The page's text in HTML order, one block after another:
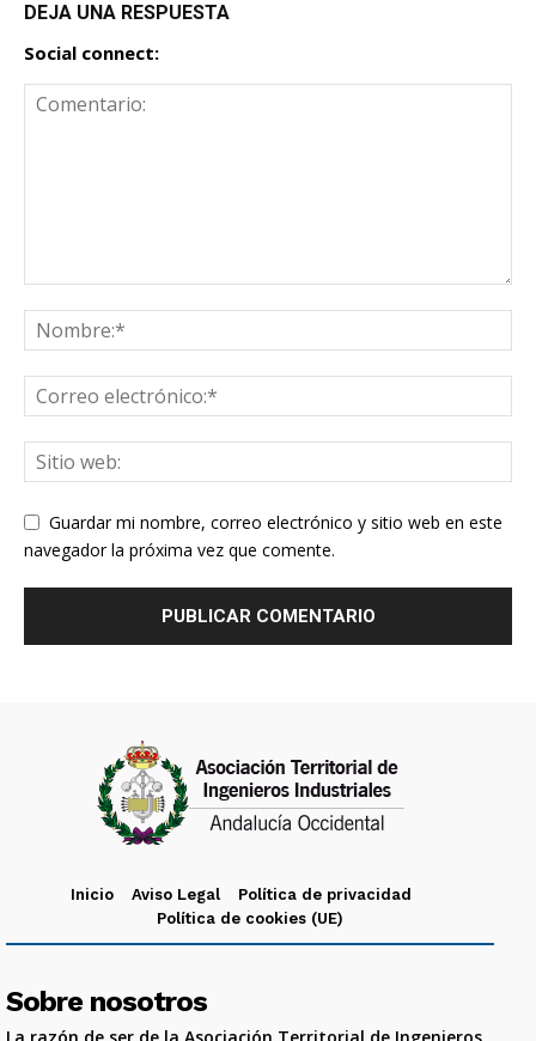
DEJA UNA RESPUESTA
Social connect:
Guardar mi nombre, correo electrónico y sitio web en este
navegador la próxima vez que comente.
Inicio Aviso Legal
Política de privacidad
Política de cookies (UE)
Sobre nosotros
La razón de ser de la Asociación Territorial de Ingenieros